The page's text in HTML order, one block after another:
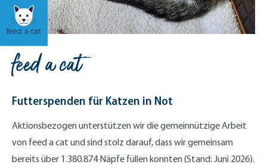
feed a cat
Futterspenden für Katzen in Not
Aktionsbezogen unterstützen wir die gemeinnützige Arbeit
von feed a cat und sind stolz darauf, dass wir gemeinsam
bereits über 1.380.874 Näpfe füllen konnten (Stand: Juni 2026).